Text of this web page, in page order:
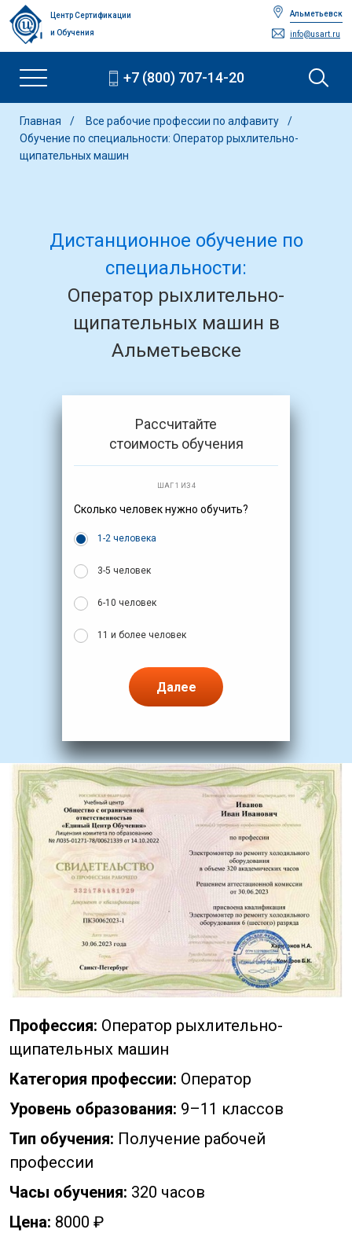
Центр Сертификации
и Обучения
Альметьевск
info@usart.ru
+7 (800) 707-14-20
Главная
Все рабочие профессии по алфавиту
Обучение по специальности: Оператор рыхлительно-
щипательных машин
Дистанционное обучение по
специальности:
Оператор рыхлительно-
щипательных машин в
Альметьевске
Рассчитайте
стоимость обучения
ШАГ 1 ИЗ 4
Сколько человек нужно обучить?
1-2 человека
3-5 человек
6-10 человек
11 и более человек
Далее
Профессия: Оператор рыхлительно-
щипательных машин
Категория профессии: Оператор
Уровень образования: 9–11 классов
Тип обучения: Получение рабочей
профессии
Часы обучения: 320 часов
Цена: 8000 ₽